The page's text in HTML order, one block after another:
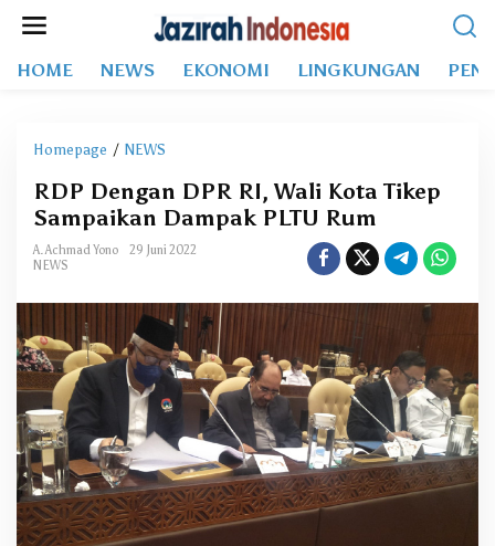
HOME NEWS EKONOMI LINGKUNGAN
Homepage / NEWS
P
D
a
n
D
P
R
I
,
W
a
l
RDP Dengan DPR RI, Wali Kota Tikep
Sampaikan Dampak PLTU Rum
A. Achmad Yono
29 Juni 2022
NEWS